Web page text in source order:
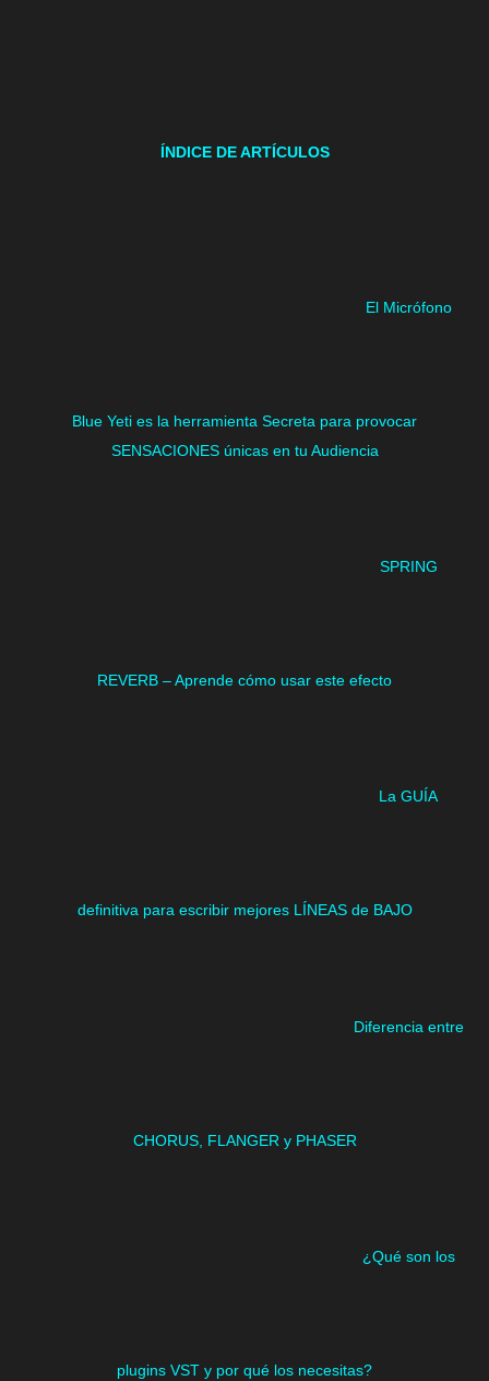
ÍNDICE DE ARTÍCULOS
El Micrófono
Blue Yeti es la herramienta Secreta para provocar
SENSACIONES únicas en tu Audiencia
SPRING
REVERB – Aprende cómo usar este efecto
La GUÍA
definitiva para escribir mejores LÍNEAS de BAJO
Diferencia entre
CHORUS, FLANGER y PHASER
¿Qué son los
plugins VST y por qué los necesitas?